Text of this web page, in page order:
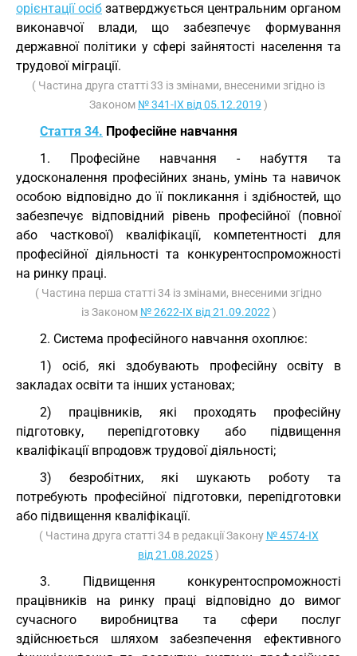
орієнтації осіб затверджується центральним органом
виконавчої влади, що забезпечує формування
державної політики у сфері зайнятості населення та
трудової міграції.
( Частина друга статті 33 із змінами, внесеними згідно із
Законом № 341-IX від 05.12.2019 )
Стаття 34. Професійне навчання
1. Професійне навчання - набуття та
удосконалення професійних знань, умінь та навичок
особою відповідно до її покликання і здібностей, що
забезпечує відповідний рівень професійної (повної
або часткової) кваліфікації, компетентності для
професійної діяльності та конкурентоспроможності
на ринку праці.
( Частина перша статті 34 із змінами, внесеними згідно
із Законом № 2622-IX від 21.09.2022 )
2. Система професійного навчання охоплює:
1) осіб, які здобувають професійну освіту в
закладах освіти та інших установах;
2) працівників, які проходять професійну
підготовку, перепідготовку або підвищення
кваліфікації впродовж трудової діяльності;
3) безробітних, які шукають роботу та
потребують професійної підготовки, перепідготовки
або підвищення кваліфікації.
( Частина друга статті 34 в редакції Закону № 4574-IX
від 21.08.2025)
3. Підвищення конкурентоспроможності
працівників на ринку праці відповідно до вимог
сучасного виробництва та сфери послуг
здійснюється шляхом забезпечення ефективного